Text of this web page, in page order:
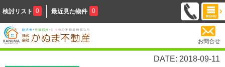
検討リスト 0 最近見た物件 0
お問合せ
DATE: 2018-09-11